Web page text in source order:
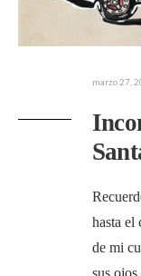
marzo 27,
hasta el
de mi
sus